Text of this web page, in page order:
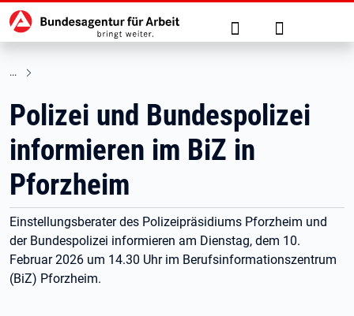
zu den Hauptinhalten springen
Hauptnavigation Suche Anmelden
Polizei und Bundespolizei
informieren im BiZ in
Pforzheim
Einstellungsberater des Polizeipräsidiums Pforzheim und
der Bundespolizei informieren am Dienstag, dem 10.
Februar 2026 um 14.30 Uhr im Berufsinformationszentrum
(BiZ) Pforzheim.